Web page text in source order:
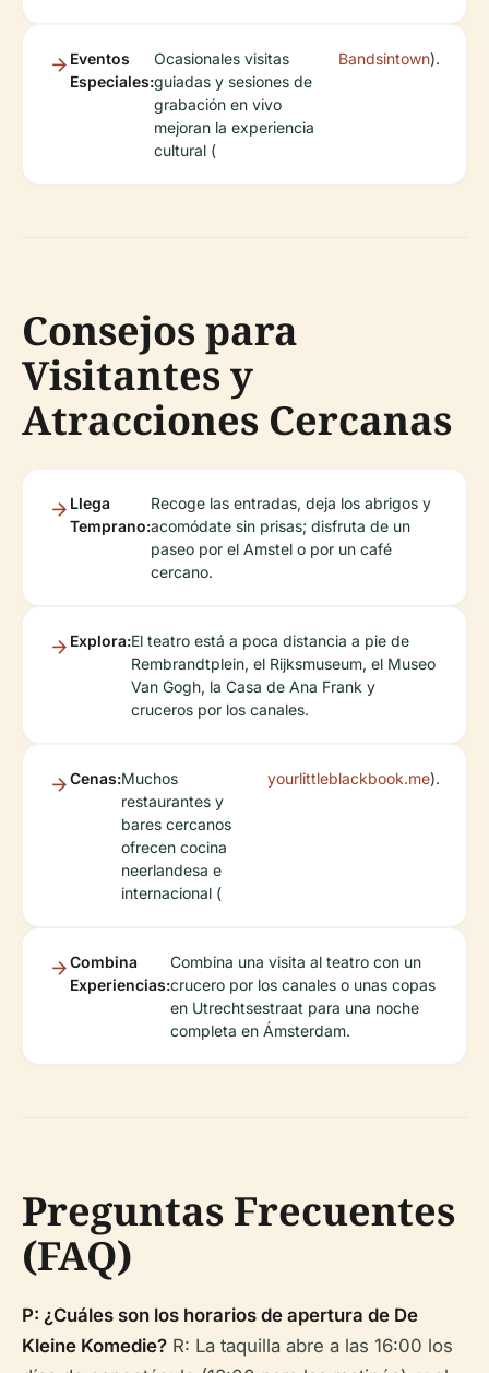
Eventos
Especiales:
Ocasionales visitas
guiadas y sesiones de
grabación en vivo
mejoran la experiencia
cultural (
Bandsintown).
Consejos para
Visitantes y
Atracciones Cercanas
Llega
Temprano:
Recoge las entradas, deja los abrigos y
acomódate sin prisas; disfruta de un
paseo por el Amstel o por un café
cercano.
Explora:El teatro está a poca distancia a pie de
Rembrandtplein, el Rijksmuseum, el Museo
Van Gogh, la Casa de Ana Frank y
cruceros por los canales.
Cenas:Muchos
restaurantes y
bares cercanos
ofrecen cocina
neerlandesa e
internacional (
yourlittleblackbook.me).
Combina
Experiencias:
Combina una visita al teatro con un
crucero por los canales o unas copas
en Utrechtsestraat para una noche
completa en Ámsterdam.
Preguntas Frecuentes
(FAQ)
P: ¿Cuáles son los horarios de apertura de De
Kleine Komedie? R: La taquilla abre a las 16:00 los